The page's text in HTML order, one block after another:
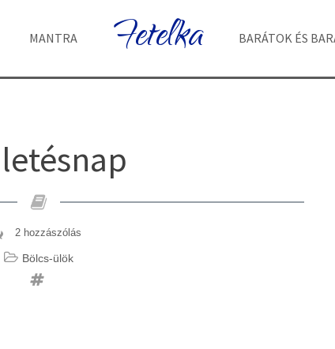
MANTRA Fetelka BARÁTOK ÉS
2 hozzászólás
Bölcs-ülök